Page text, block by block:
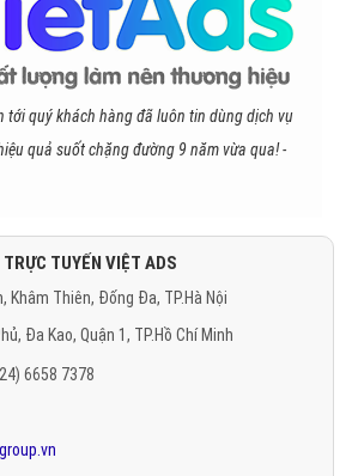
tới quý khách hàng đã luôn tin dùng dịch vụ
quả suốt chặng đường 9 năm vừa qua! -
TUYẾN VIỆT ADS
Khâm Thiên, Đống Đa, TP.Hà Nội
Đa Kao, Quận 1, TP.Hồ Chí Minh
6658 7378